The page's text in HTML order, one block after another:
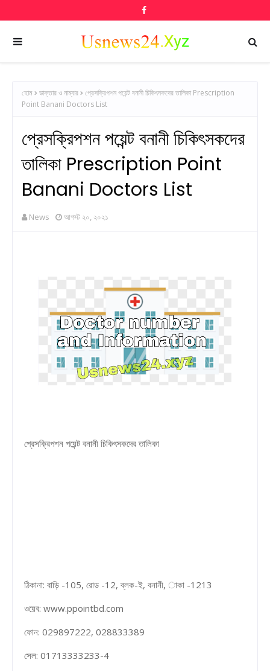
হোম ডাক্তার ও নাম্বার
প্রেসক্রিপশন পয়েন্ট বনানী চিকিৎসকদের তালিকা Prescription
Point Banani Doctors List
প্রেসক্রিপশন পয়েন্ট বনানী চিকিৎসকদের
তালিকা Prescription Point
Banani Doctors List
News আগস্ট ২০, ২০২১
প্রেসক্রিপশন পয়েন্ট বনানী চিকিৎসকদের তালিকা
ঠিকানা: বাড়ি -105, রোড -12, ব্লক-ই, বনানী, াকা -1213
ওয়েব: www.ppointbd.com
ফোন: 029897222, 028833389
সেল: 01713333233-4